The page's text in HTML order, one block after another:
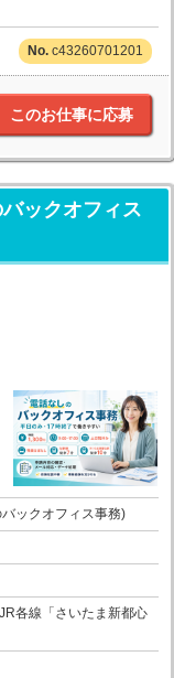
c43260701201
このお仕事に応募
ックオフィス
ックオフィス事務)
各線「さいたま新都心